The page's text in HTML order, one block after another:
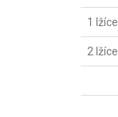
1 lžíce
2 lžíce